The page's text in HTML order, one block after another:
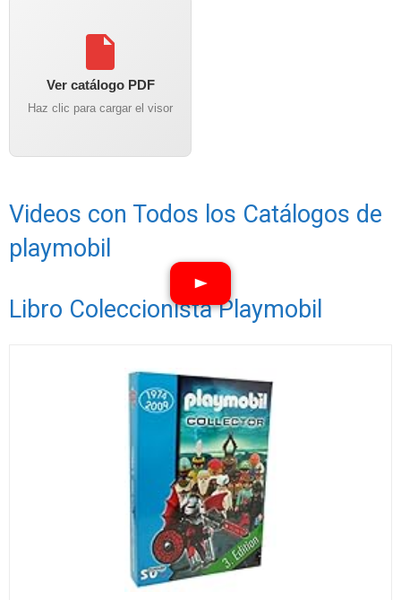
Ver catálogo PDF
Haz clic para cargar el visor
Videos con Todos los Catálogos de
playmobil
Libro Coleccionista Playmobil